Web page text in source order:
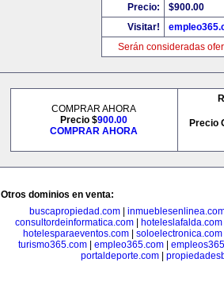
Precio:
$900.00
Visitar!
Serán consideradas
COMPRAR AHORA
Precio $900.00
COMPRAR AHORA
Precio
Otros dominios en venta:
buscapropiedad.com
consultordeinformatica.com| hoteleslafalda.com
hotelesparaeventos.com
soloelectronica.com
turismo365.com| empleo365.com|
portaldeporte.com|